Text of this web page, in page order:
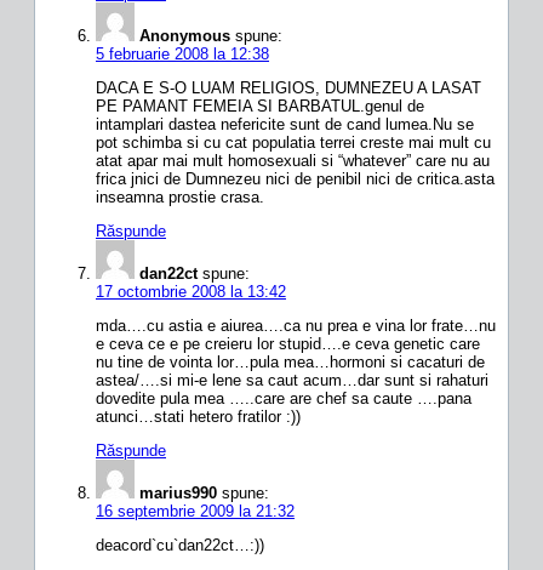
Anonymous spune:
5 februarie 2008 la 12:38
DACA E S-O LUAM RELIGIOS, DUMNEZEU A LASAT
PE PAMANT FEMEIA SI BARBATUL.genul de
intamplari dastea nefericite sunt de cand lumea.Nu se
pot schimba si cu cat populatia terrei creste mai mult cu
atat apar mai mult homosexuali si “whatever” care nu au
frica jnici de Dumnezeu nici de penibil nici de critica.asta
inseamna prostie crasa.
Răspunde
dan22ct spune:
17 octombrie 2008 la 13:42
mda….cu astia e aiurea….ca nu prea e vina lor frate…nu
e ceva ce e pe creieru lor stupid….e ceva genetic care
nu tine de vointa lor…pula mea…hormoni si cacaturi de
astea/….si mi-e lene sa caut acum…dar sunt si rahaturi
dovedite pula mea …..care are chef sa caute ….pana
atunci…stati hetero fratilor :))
Răspunde
marius990 spune:
16 septembrie 2009 la 21:32
deacord`cu`dan22ct…:))